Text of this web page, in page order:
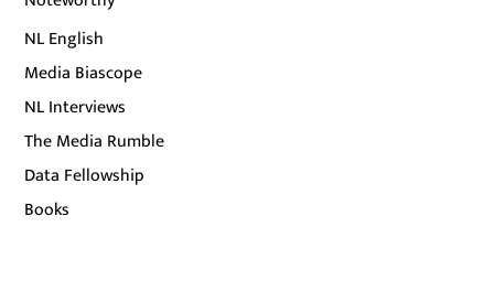
NL English
Media Biascope
NL Interviews
The Media Rumble
Data Fellowship
Books